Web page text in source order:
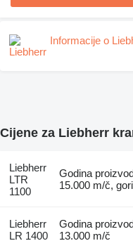
Informacije o
Cijene za Liebherr
Liebherr
LTR
1100
Godina
15.000 m/č,
Liebherr
LR 1400
Godina
13.000 m/č